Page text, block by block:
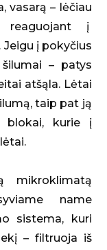
vasarą – lėčiau
reaguojant į
į pokyčius
– patys
atšąla. Lėtai
taip pat ją
blokai, kurie į
mikroklimatą
name
sistema, kuri
– filtruoja iš